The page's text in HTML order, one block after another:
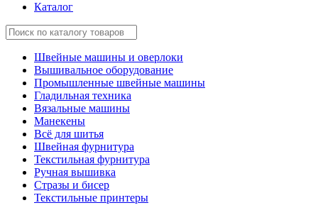
Каталог
Швейные машины и оверлоки
Вышивальное оборудование
Промышленные швейные машины
Гладильная техника
Вязальные машины
Манекены
Всё для шитья
Швейная фурнитура
Текстильная фурнитура
Ручная вышивка
Стразы и бисер
Текстильные принтеры